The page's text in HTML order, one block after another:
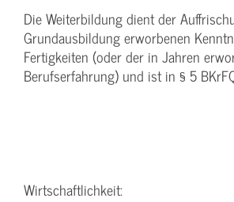
Die Weiterbildung dient der
Grundausbildung erworbenen
Fertigkeiten (oder der in Jahren
Berufserfahrung) und ist in § 5
Wirtschaftlichkeit: